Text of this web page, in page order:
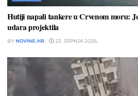
Hutiji napali tankere u Crvenom moru:
udara projektila
BY NOVINE.HR 23. SRPNJA 2026.